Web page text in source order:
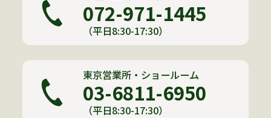
072-971-1445
（平日8:30-17:30）
東京営業所・ショールーム
03-6811-6950
（平日8:30-17:30）